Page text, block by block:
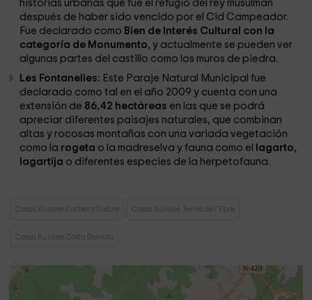
historias urbanas que fue el refugio del rey musulmán
después de haber sido vencido por el Cid Campeador.
Fue declarado como Bien de Interés Cultural con la
categoría de Monumento, y actualmente se pueden ver
algunas partes del castillo como los muros de piedra.
Les Fontanelles: Este Paraje Natural Municipal fue
declarado como tal en el año 2009 y cuenta con una
extensión de 86,42 hectáreas en las que se podrá
apreciar diferentes paisajes naturales, que combinan
altas y rocosas montañas con una variada vegetación
como la rogeta o la madreselva y fauna como el lagarto,
lagartija o diferentes especies de la herpetofauna.
Casas Rurales Corbera D'ebre Casas Rurales Terres de l'Ebre
Casas Rurales Costa Dorada